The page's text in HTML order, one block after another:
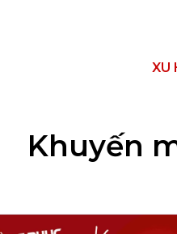
XU
Khuyến